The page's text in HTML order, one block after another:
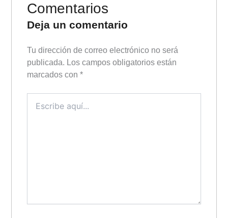
Comentarios
Deja un comentario
Tu dirección de correo electrónico no será
publicada. Los campos obligatorios están
marcados con*
aquí...